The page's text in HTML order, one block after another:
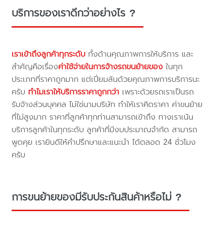
บริการของเราดีกว่าอย่างไร ?
เราเข้าถึงลูกค้าทุกระดับ ทั้งด้านคุณภาพการให้บริการ และ
สำคัญคือเรื่องค่าใช้จ่ายในการจ้างรถขนย้ายของ ในทุก
ประเภทที่ราคาถูกมาก แต่เปี่ยมล้นด้วยคุณภาพการบริการนะ
ครับ ทำไมเราให้บริการราคาถูกกว่า เพราะด้วยรถเราเป็นรถ
รับจ้างส่วนบุคคล ไม่ใช่นามบริษัท ทำให้เราคิดราคา ค่าขนย้าย
ที่ไม่สูงมาก ราคาที่ลูกค้าทุกท่านสามารถเข้าถึง ทางเราเน้น
บริการลูกค้าในทุกระดับ ลูกค้าที่มีงบประมาณจำกัด สามารถ
พูดคุย เรายินดีให้คำปรึกษาและแนะนำ ได้ตลอด 24 ชั่วโมง
ครับ
การขนย้ายของมีรับประกันสินค้าหรือไม่ ?